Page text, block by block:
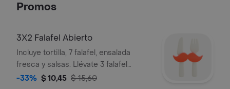
Promos
3X2 Falafel Abierto
Incluye tortilla, 7 falafel, ensalada
fresca y salsas. Llévate 3 falafel
abiertos y paga solo 2.
-33% $ 10,45 $ 15,60